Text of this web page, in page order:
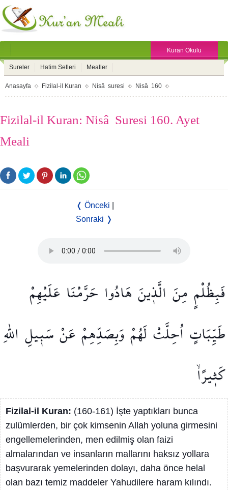
Kuran Okulu
Sureler Hatim Setleri Mealler
Anasayfa Fizilal-il Kuran Nisâ suresi Nisâ 160
Fizilal-il Kuran: Nisâ Suresi 160. Ayet
Meali
❬ Önceki
Sonraki ❭
فَبِظُلْمٍ مِنَ الَّذ۪ينَ هَادُوا حَرَّمْنَا عَلَيْهِمْ
طَيِّبَاتٍ اُحِلَّتْلَهُمْوَبِصَدِّهِمْ عَنْسَب۪يلِ اللّٰهِ
كَث۪يرًاۙ
Fizilal-il Kuran: (160-161) İşte yaptıkları bunca
zulümlerden, bir çok kimsenin Allah yoluna girmesini
engellemelerinden, men edilmiş olan faizi
almalarından ve insanların mallarını haksız yollara
başvurarak yemelerinden dolayı, daha önce helal
olan bazı temiz maddeler Yahudilere haram kılındı.